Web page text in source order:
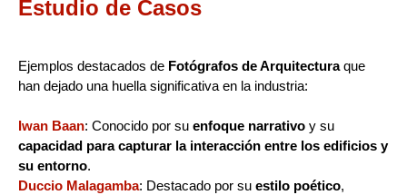
Estudio de Casos
Ejemplos destacados de Fotógrafos de Arquitecturaque
han dejado una huella significativa en la industria:
Iwan Baan: Conocido por su enfoque narrativo y su
capacidad para capturar la interacción entre los edificios y
su entorno.
Duccio Malagamba: Destacado por su estilo poético,